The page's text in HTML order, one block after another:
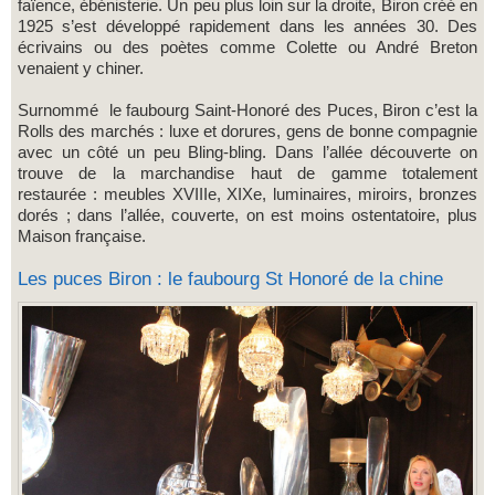
faïence, ébénisterie. Un peu plus loin sur la droite, Biron créé en
1925 s’est développé rapidement dans les années 30. Des
écrivains ou des poètes comme Colette ou André Breton
venaient y chiner.
Surnommé le faubourg Saint-Honoré des Puces, Biron c’est la
Rolls des marchés : luxe et dorures, gens de bonne compagnie
avec un côté un peu Bling-bling. Dans l’allée découverte on
trouve de la marchandise haut de gamme totalement
restaurée : meubles XVIIIe, XIXe, luminaires, miroirs, bronzes
dorés ; dans l’allée, couverte, on est moins ostentatoire, plus
Maison française.
Les puces Biron : le faubourg St Honoré de la chine